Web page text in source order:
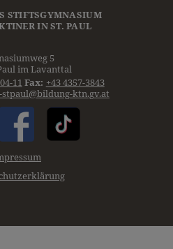
STIFTSGYMNASIUM
IN ST. PAUL
5
im Lavanttal
11 Fax: +43 4357-3843
ktn.gv.at